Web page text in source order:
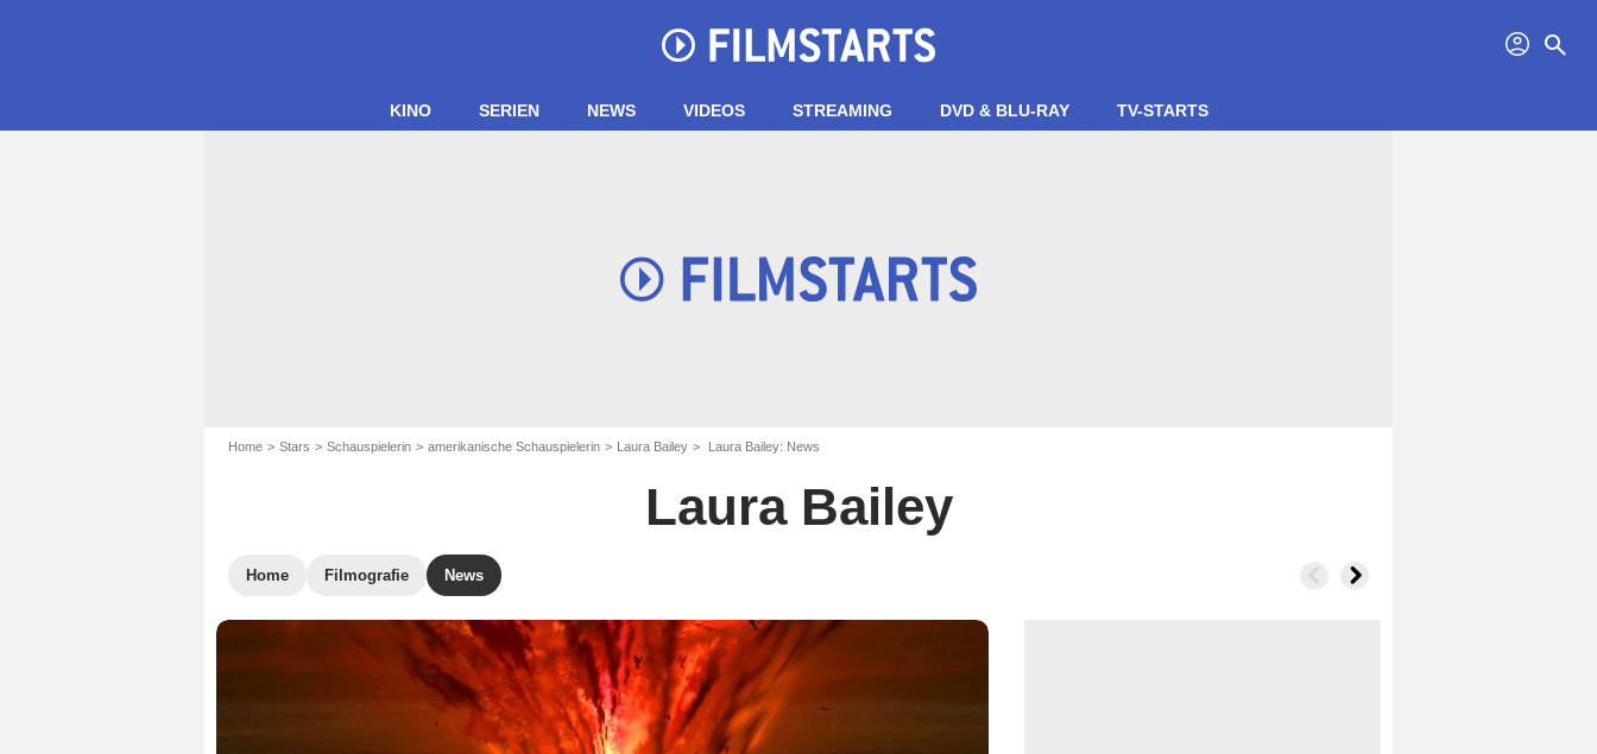
profil search
KINO SERIEN NEWS VIDEOS STREAMING DVD & BLU-RAY TV-STARTS
Home Stars Schauspielerin amerikanische Schauspielerin Laura Bailey Laura Bailey: News
Laura Bailey
Home Filmografie News